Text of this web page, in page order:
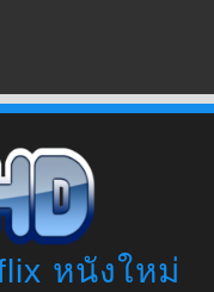
หนังใหม่